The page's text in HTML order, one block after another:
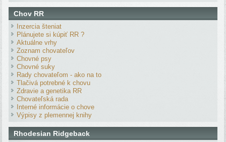
Chov RR
Inzercia šteniat
Plánujete si kúpiť RR ?
Aktuálne vrhy
Zoznam chovateľov
Chovné psy
Chovné suky
Rady chovateľom - ako na to
Tlačivá potrebné k chovu
Zdravie a genetika RR
Chovateľská rada
Interné informácie o chove
Výpisy z plemennej knihy
Rhodesian Ridgeback